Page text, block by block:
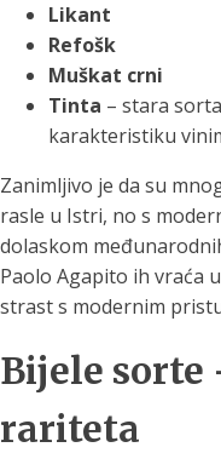
Likant
Refošk
Muškat crni
Tinta – stara
karakteristiku
Zanimljivo je da su
rasle u Istri, no s
dolaskom
Paolo Agapito ih vraća
strast s modernim
Bijele sorte
rariteta